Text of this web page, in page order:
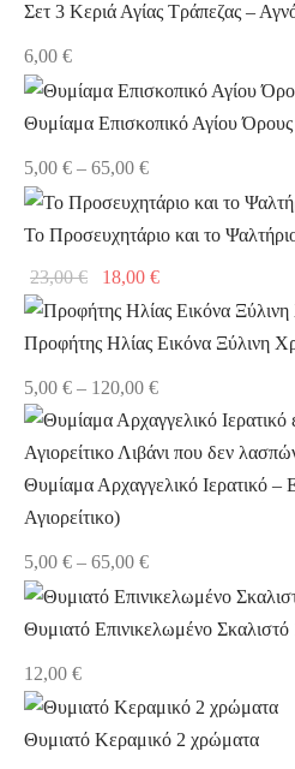
Σετ 3 Κεριά Αγίας Τράπεζας –
6,00 €
Θυμίαμα Επισκοπικό Αγίου Όρους
5,00 € – 65,00 €Price
range:
5,00 €
Το Προσευχητάριο και το
23,00€
Original
price
was:
18,00 €
τρέχουσα
τιμή
Προφήτης Ηλίας Εικόνα Ξύλινη
5,00 € – 120,00 €Price
range:
5,00 €
through
Θυμίαμα Αρχαγγελικό Ιερατικό –
Αγιορείτικο)
5,00 € – 65,00 €Price
range:
5,00 €
Θυμιατό Επινικελωμένο
12,00 €
Θυμιατό Κεραμικό 2 χρώματα